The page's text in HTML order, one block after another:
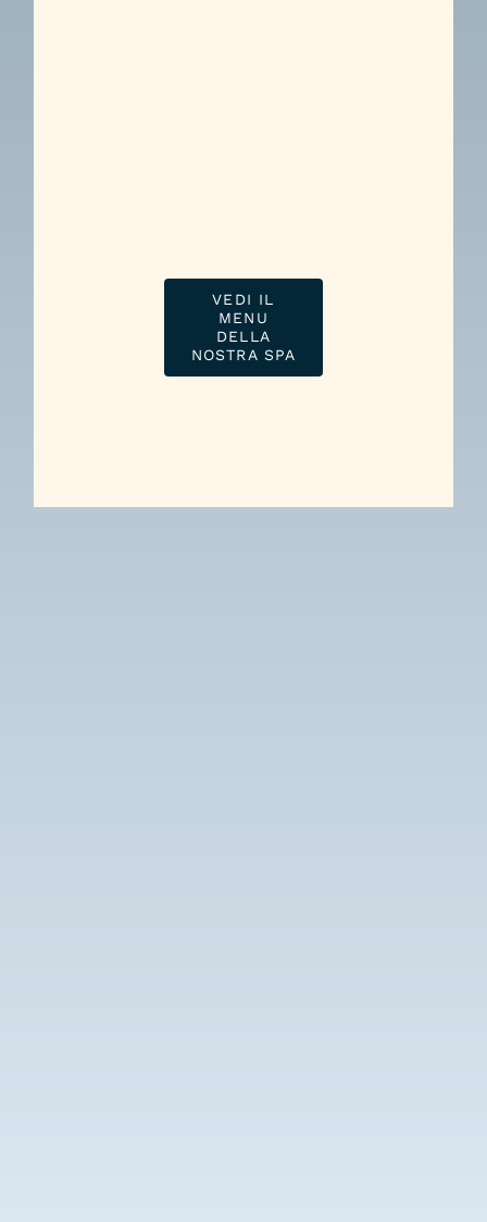
VEDI IL
MENU
DELLA
NOSTRA SPA